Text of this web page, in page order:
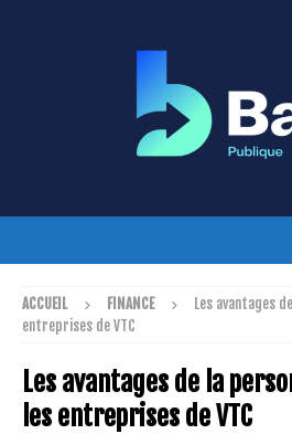
ACCUEIL FINANCE
Les avantages
entreprises de VTC
Les avantages de la
les entreprises de VTC